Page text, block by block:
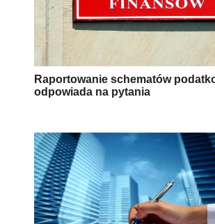
Raportowanie schematów
odpowiada na pytania